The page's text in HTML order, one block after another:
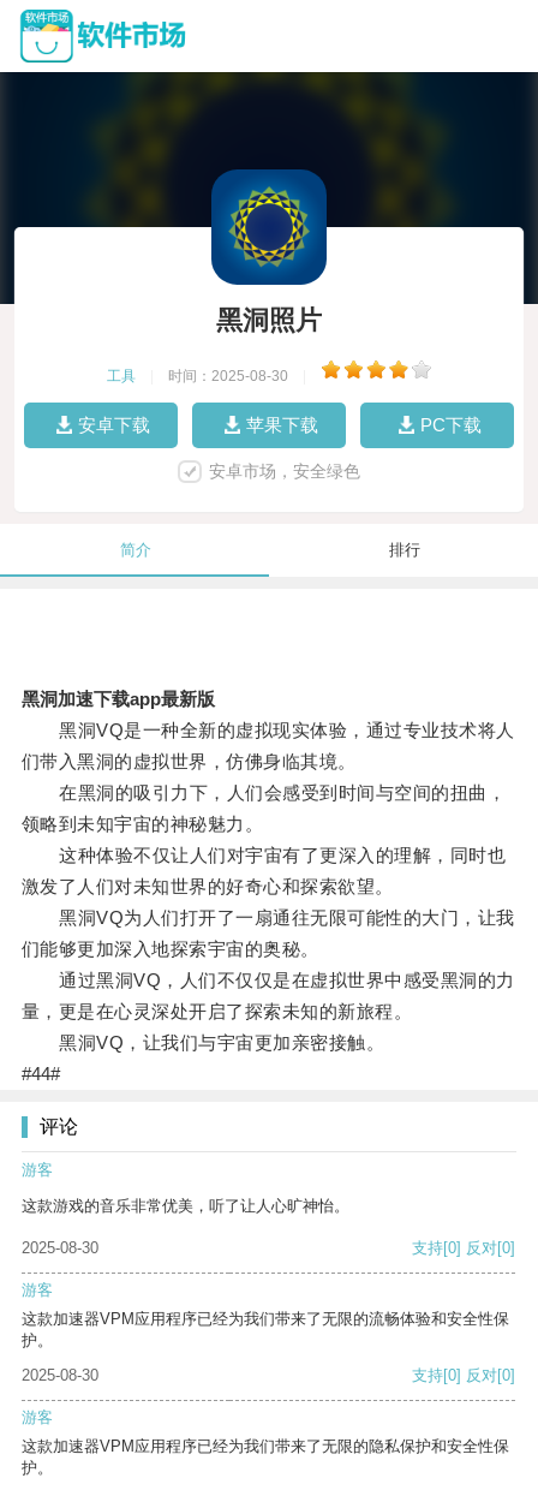
黑洞照片
工具 时间：2025-08-30
安卓下载 苹果下载 PC下载
安卓市场，安全绿色
简介 排行
黑洞加速下载app最新版
黑洞VQ是一种全新的虚拟现实体验，通过专业技术将人
们带入黑洞的虚拟世界，仿佛身临其境。
在黑洞的吸引力下，人们会感受到时间与空间的扭曲，
领略到未知宇宙的神秘魅力。
这种体验不仅让人们对宇宙有了更深入的理解，同时也
激发了人们对未知世界的好奇心和探索欲望。
黑洞VQ为人们打开了一扇通往无限可能性的大门，让我
们能够更加深入地探索宇宙的奥秘。
通过黑洞VQ，人们不仅仅是在虚拟世界中感受黑洞的力
量，更是在心灵深处开启了探索未知的新旅程。
黑洞VQ，让我们与宇宙更加亲密接触。
#44#
评论
游客
这款游戏的音乐非常优美，听了让人心旷神怡。
2025-08-30 支持[0] 反对[0]
游客
这款加速器VPM应用程序已经为我们带来了无限的流畅体验和安全性保
护。
2025-08-30
支持[0] 反对[0]
游客
这款加速器VPM应用程序已经为我们带来了无限的隐私保护和安全性保
护。